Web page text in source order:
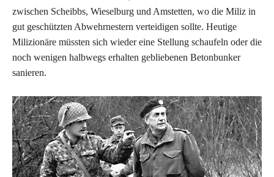
zwischen Scheibbs, Wieselburg und Amstetten, wo die Miliz in
gut geschützten Abwehrnestern verteidigen sollte. Heutige
Milizionäre müssten sich wieder eine Stellung schaufeln oder die
noch wenigen halbwegs erhalten gebliebenen Betonbunker
sanieren.